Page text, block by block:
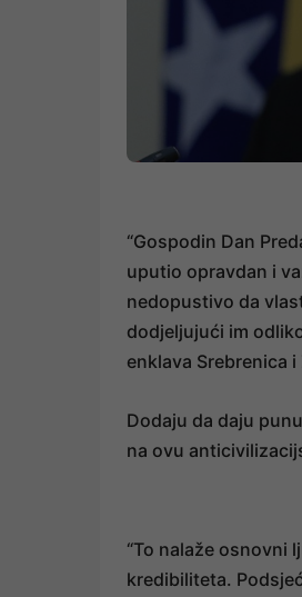
“Gospodin Dan
uputio opravdan i
nedopustivo da
dodjeljujući im
enklava Srebrenica
Dodaju da daju
na ovu
“To nalaže osnovni
kredibiliteta.